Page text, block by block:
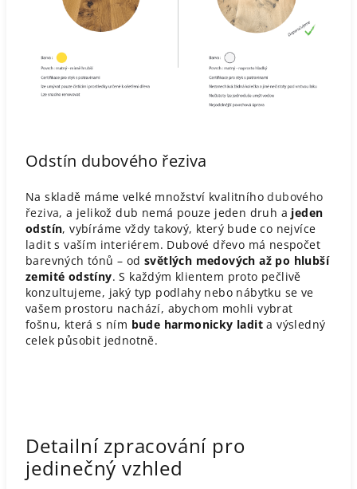
Odstín dubového řeziva
Na skladě máme velké množství kvalitníhodubového
řeziva, a jelikož dub nemá pouze jeden druh a jeden
odstín, vybíráme vždy takový, který bude co nejvíce
ladit s vaším interiérem. Dubové dřevo má nespočet
barevných tónů – od světlých medových až po hlubší
zemité odstíny. S každým klientem proto pečlivě
konzultujeme, jaký typ podlahy nebo nábytku se ve
vašem prostoru nachází, abychom mohli vybrat
fošnu, která s ním bude harmonicky ladita výsledný
celek působit jednotně.
Detailní zpracování pro
jedinečný vzhled